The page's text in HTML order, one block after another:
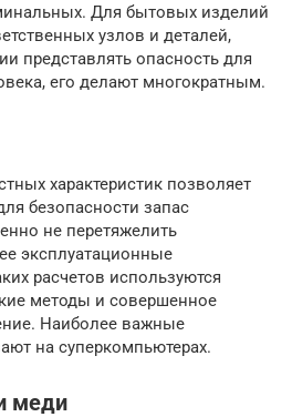
Для бытовых изделий
узлов и деталей,
представлять опасность для
его делают многократным.
характеристик позволяет
безопасности запас
не перетяжелить
эксплуатационные
расчетов используются
методы и совершенное
Наиболее важные
на суперкомпьютерах.
меди